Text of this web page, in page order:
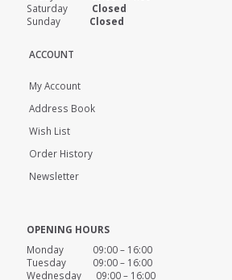
Saturday Closed
Sunday Closed
ACCOUNT
My Account
Address Book
Wish List
Order History
Newsletter
OPENING HOURS
Monday 09:00 – 16:00
Tuesday 09:00 – 16:00
Wednesday 09:00 – 16:00